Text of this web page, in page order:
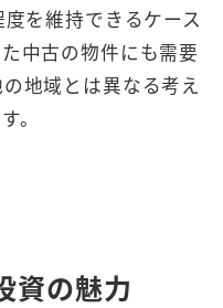
を維持できるケース
中古の物件にも需要
地域とは異なる考え
。
資の魅力